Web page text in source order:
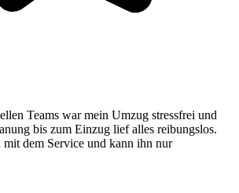
Teams war mein Umzug stressfrei und
bis zum Einzug lief alles reibungslos.
dem Service und kann ihn nur